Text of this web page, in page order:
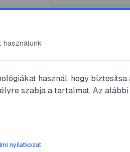
#
használunk
használ, hogy
szabja a tartalmat. Az
nyilatkozat